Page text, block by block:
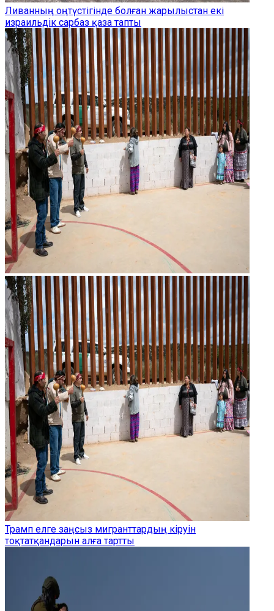
Ливанның оңтүстігінде болған жарылыстан екі
израильдік сарбаз қаза тапты
Трамп елге заңсыз мигранттардың кіруін
тоқтатқандарын алға тартты